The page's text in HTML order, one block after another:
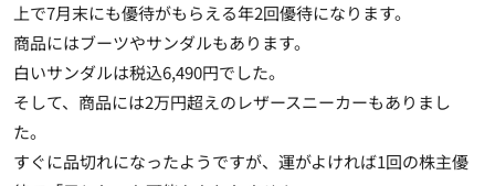
上で7月末にも優待がもらえる年2回優待になります。
商品にはブーツやサンダルもあります。
白いサンダルは税込6,490円でした。
そして、商品には2万円超えのレザースニーカーもありまし
た。
すぐに品切れになったようですが、運がよければ1回の株主優